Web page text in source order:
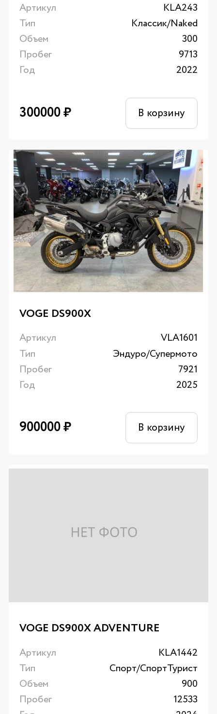
Артикул
KLA243
Тип
Классик/Naked
Объем
300
Пробег
9713
Год
2022
300000₽ В корзину
VOGE DS900X
Артикул
VLA1601
Тип
Эндуро/Супермото
Пробег
7921
Год
2025
900000₽ В корзину
VOGE DS900X ADVENTURE
Артикул
KLA1442
Тип
Спорт/CпортТурист
Объем
900
Пробег
12533